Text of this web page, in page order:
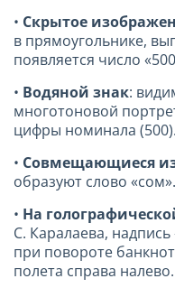
• Скрытое
в прямоугольнике,
появляется число
• Водяной знак:
многотоновой
цифры номинала (500).
• Совмещающиеся
образуют слово «сом».
• На
С. Каралаева,
при повороте
полета справа налево.